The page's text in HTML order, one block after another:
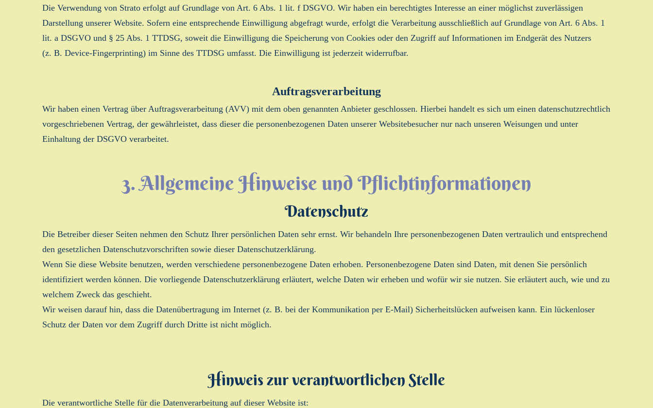
Die Verwendung von Strato erfolgt auf Grundlage von Art. 6 Abs. 1 lit. f DSGVO. Wir haben ein berechtigtes Interesse an einer möglichst zuverlässigen
Darstellung unserer Website. Sofern eine entsprechende Einwilligung abgefragt wurde, erfolgt die Verarbeitung ausschließlich auf Grundlage von Art. 6 Abs. 1
lit. a DSGVO und § 25 Abs. 1 TTDSG, soweit die Einwilligung die Speicherung von Cookies oder den Zugriff auf Informationen im Endgerät des Nutzers
(z. B. Device-Fingerprinting) im Sinne des TTDSG umfasst. Die Einwilligung ist jederzeit widerrufbar.
Auftragsverarbeitung
Wir haben einen Vertrag über Auftragsverarbeitung (AVV) mit dem oben genannten Anbieter geschlossen. Hierbei handelt es sich um einen datenschutzrechtlich
vorgeschriebenen Vertrag, der gewährleistet, dass dieser die personenbezogenen Daten unserer Websitebesucher nur nach unseren Weisungen und unter
Einhaltung der DSGVO verarbeitet.
3. Allgemeine Hinweise und Pflicht­informationen
Datenschutz
Die Betreiber dieser Seiten nehmen den Schutz Ihrer persönlichen Daten sehr ernst. Wir behandeln Ihre personenbezogenen Daten vertraulich und entsprechend
den gesetzlichen Datenschutzvorschriften sowie dieser Datenschutzerklärung.
Wenn Sie diese Website benutzen, werden verschiedene personenbezogene Daten erhoben. Personenbezogene Daten sind Daten, mit denen Sie persönlich
identifiziert werden können. Die vorliegende Datenschutzerklärung erläutert, welche Daten wir erheben und wofür wir sie nutzen. Sie erläutert auch, wie und zu
welchem Zweck das geschieht.
Wir weisen darauf hin, dass die Datenübertragung im Internet (z. B. bei der Kommunikation per E-Mail) Sicherheitslücken aufweisen kann. Ein lückenloser
Schutz der Daten vor dem Zugriff durch Dritte ist nicht möglich.
Hinweis zur verantwortlichen Stelle
Die verantwortliche Stelle für die Datenverarbeitung auf dieser Website ist: